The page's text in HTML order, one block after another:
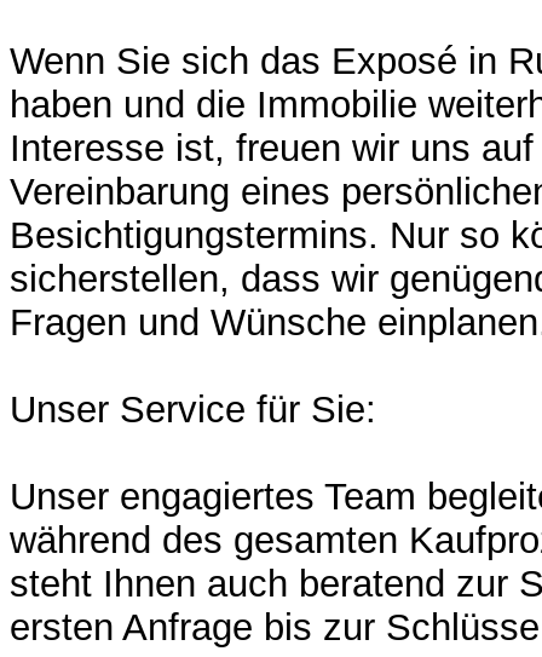
Wenn Sie sich das Exposé in
haben und die Immobilie
Interesse ist, freuen wir uns
Vereinbarung eines
Besichtigungstermins. Nur so
sicherstellen, dass wir
Fragen und Wünsche
Unser Service für Sie:
Unser engagiertes Team
während des gesamten
steht Ihnen auch beratend zur
ersten Anfrage bis zur